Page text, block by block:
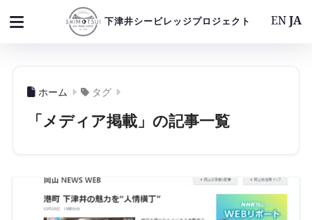
下津井シービレッジプロジェクト
ホーム タグ
「メディア掲載」の記事一覧
ENJA